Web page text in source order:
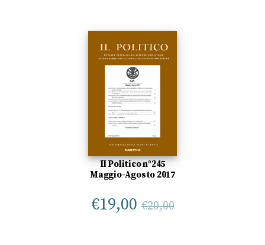
Il Politico n°245
Maggio-Agosto 2017
€19,00 €20,00